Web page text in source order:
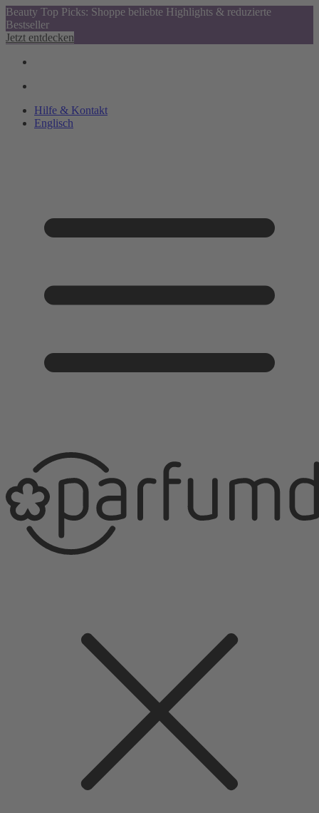
Beauty Top Picks: Shoppe beliebte Highlights & reduzierte
Bestseller
Jetzt entdecken
Hilfe & Kontakt
Englisch